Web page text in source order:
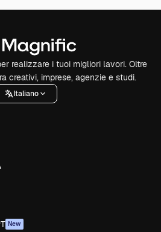
realizzare i tuoi migliori lavori. Oltre
creativi, imprese, agenzie e studi.
Italiano
New